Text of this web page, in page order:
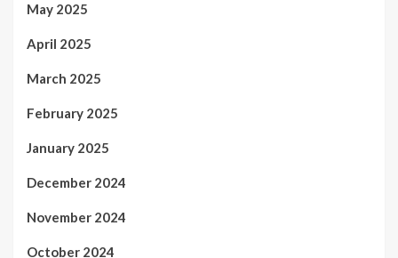
May 2025
April 2025
March 2025
February 2025
January 2025
December 2024
November 2024
October 2024